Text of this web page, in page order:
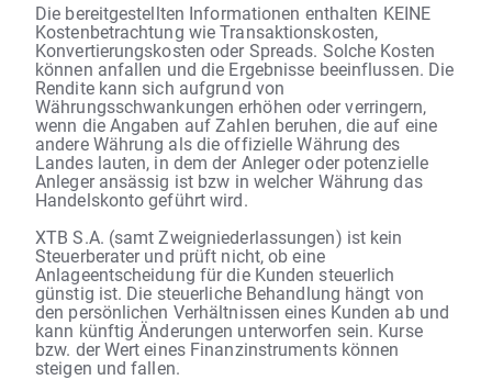
Die bereitgestellten Informationen enthalten KEINE
Kostenbetrachtung wie Transaktionskosten,
Konvertierungskosten oder Spreads. Solche Kosten
können anfallen und die Ergebnisse beeinflussen. Die
Rendite kann sich aufgrund von
Währungsschwankungen erhöhen oder verringern,
wenn die Angaben auf Zahlen beruhen, die auf eine
andere Währung als die offizielle Währung des
Landes lauten, in dem der Anleger oder potenzielle
Anleger ansässig ist bzw in welcher Währung das
Handelskonto geführt wird.
XTB S.A. (samt Zweigniederlassungen) ist kein
Steuerberater und prüft nicht, ob eine
Anlageentscheidung für die Kunden steuerlich
günstig ist. Die steuerliche Behandlung hängt von
den persönlichen Verhältnissen eines Kunden ab und
kann künftig Änderungen unterworfen sein. Kurse
bzw. der Wert eines Finanzinstruments können
steigen und fallen.